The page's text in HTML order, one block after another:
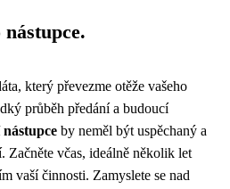
který převezme otěže vašeho
průběh předání a budoucí
by neměl být uspěchaný a
Začněte včas, ideálně několik let
vaší činnosti. Zamyslete se nad